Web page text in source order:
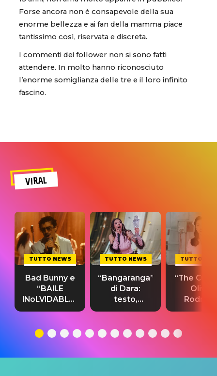
Forse ancora non è consapevole della sua
enorme bellezza e ai fan della mamma piace
tantissimo così, riservata e discreta.
I commenti dei follower non si sono fatti
attendere. In molto hanno riconosciuto
l’enorme somiglianza delle tre e il loro infinito
fascino.
VIRAL
TUTTO NEWS
Bad Bunny e
“BAILE
INoLVIDABLE”:
testo,
significato
TUTTO NEWS
“Bangaranga”
di Dara:
testo,
traduzione e
del singolo
TUTTO
“The
Olivia
testo,